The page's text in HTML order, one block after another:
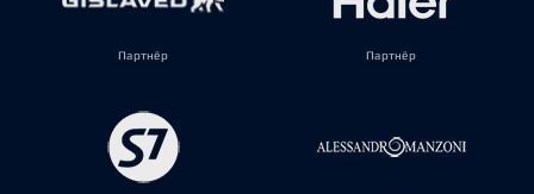
Партнёр Партнёр